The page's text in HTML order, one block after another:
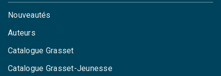
Nouveautés
Auteurs
Catalogue Grasset
Catalogue Grasset-Jeunesse